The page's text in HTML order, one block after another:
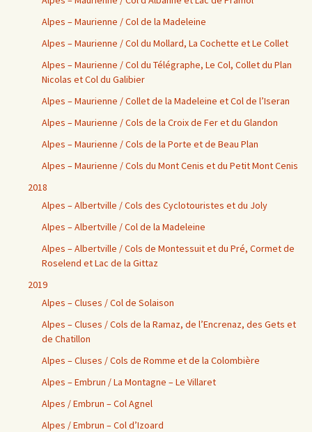
Alpes – Maurienne / Col de la Madeleine
Alpes – Maurienne / Col du Mollard, La Cochette et Le Collet
Alpes – Maurienne / Col du Télégraphe, Le Col, Collet du Plan
Nicolas et Col du Galibier
Alpes – Maurienne / Collet de la Madeleine et Col de l’Iseran
Alpes – Maurienne / Cols de la Croix de Fer et du Glandon
Alpes – Maurienne / Cols de la Porte et de Beau Plan
Alpes – Maurienne / Cols du Mont Cenis et du Petit Mont Cenis
2018
Alpes – Albertville / Cols des Cyclotouristes et du Joly
Alpes – Albertville / Col de la Madeleine
Alpes – Albertville / Cols de Montessuit et du Pré, Cormet de
Roselend et Lac de la Gittaz
2019
Alpes – Cluses / Col de Solaison
Alpes – Cluses / Cols de la Ramaz, de l’Encrenaz, des Gets et
de Chatillon
Alpes – Cluses / Cols de Romme et de la Colombière
Alpes – Embrun / La Montagne – Le Villaret
Alpes / Embrun – Col Agnel
Alpes / Embrun – Col d’Izoard